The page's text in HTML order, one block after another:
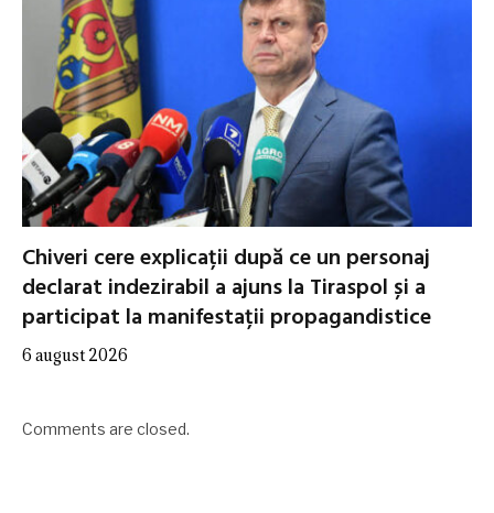
Chiveri cere explicații după ce un personaj
declarat indezirabil a ajuns la Tiraspol și a
participat la manifestații propagandistice
6 august 2026
Comments are closed.